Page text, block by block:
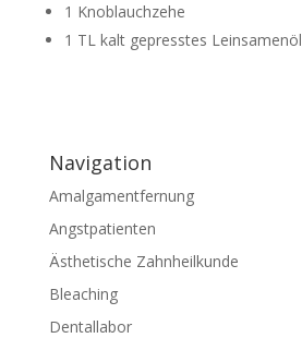
1 Knoblauchzehe
1 TL kalt gepresstes Leinsamenöl
Navigation
Amalgamentfernung
Angstpatienten
Ästhetische Zahnheilkunde
Bleaching
Dentallabor